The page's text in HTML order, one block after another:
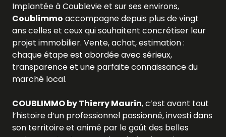
Implantée à Coublevie et sur ses environs,
Coublimmo accompagne depuis plus de vingt
ans celles et ceux qui souhaitent concrétiser leur
projet immobilier. Vente, achat, estimation :
chaque étape est abordée avec sérieux,
transparence et une parfaite connaissance du
marché local.
COUBLIMMO by Thierry Maurin, c’est avant tout
l’histoire d’un professionnel passionné, investi dans
son territoire et animé par le goût des belles